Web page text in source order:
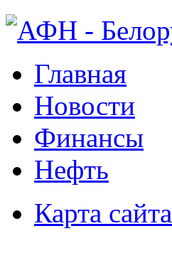
Главная
Новости
Финансы
Нефть
Карта сайта